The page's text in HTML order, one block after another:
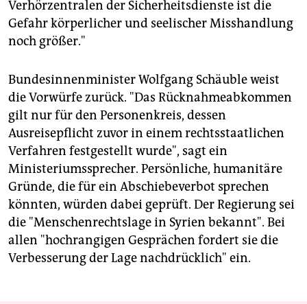
Verhörzentralen der Sicherheitsdienste ist die
Gefahr körperlicher und seelischer Misshandlung
noch größer."
Bundesinnenminister Wolfgang Schäuble weist
die Vorwürfe zurück. "Das Rücknahmeabkommen
gilt nur für den Personenkreis, dessen
Ausreisepflicht zuvor in einem rechtsstaatlichen
Verfahren festgestellt wurde", sagt ein
Ministeriumssprecher. Persönliche, humanitäre
Gründe, die für ein Abschiebeverbot sprechen
könnten, würden dabei geprüft. Der Regierung sei
die "Menschenrechtslage in Syrien bekannt". Bei
allen "hochrangigen Gesprächen fordert sie die
Verbesserung der Lage nachdrücklich" ein.